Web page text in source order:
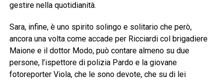
gestire nella quotidianità.
Sara, infine, è uno spirito solingo e solitario che però,
ancora una volta come accade per Ricciardi col brigadiere
Maione e il dottor Modo, può contare almeno su due
persone, l’ispettore di polizia Pardo e la giovane
fotoreporter Viola, che le sono devote, che su di lei